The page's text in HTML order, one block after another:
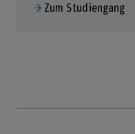
Zum Studiengang